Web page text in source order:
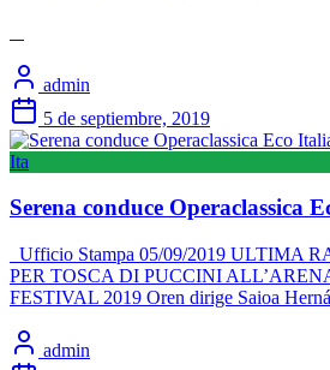
admin
5 de septiembre, 2019
Ita
Serena conduce Operaclassica
Ufficio Stampa 05/09/2019 ULTIMA
PER TOSCA DI PUCCINI
FESTIVAL 2019 Oren dirige Saioa
admin